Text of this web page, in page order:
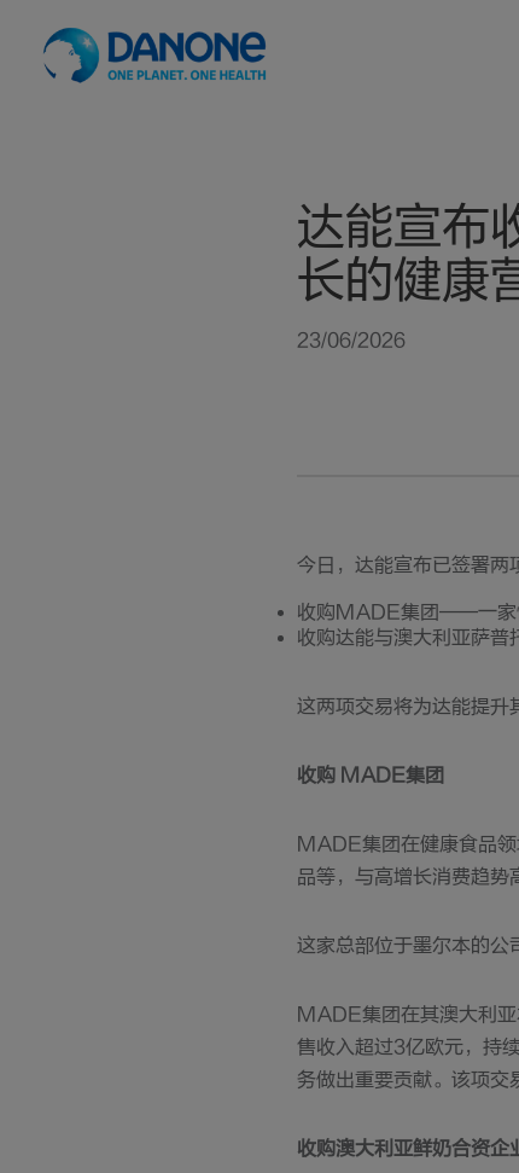
达能宣布
长的健康
23/06/2026
今日，达能宣布已签署两
收购MADE集团——一家
收购达能与澳大利亚萨普
这两项交易将为达能提升
收购 MADE集团
MADE集团在健康食品
品等，与高增长消费趋势
这家总部位于墨尔本的公
MADE集团在其澳大利
售收入超过3亿欧元，持
务做出重要贡献。该项交
收购澳大利亚鲜奶合资企